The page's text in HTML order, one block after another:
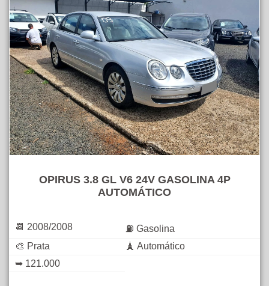
OPIRUS 3.8 GL V6 24V GASOLINA 4P
AUTOMÁTICO
📆 2008/2008
⛽ Gasolina
🎨 Prata
🗼 Automático
➥ 121.000